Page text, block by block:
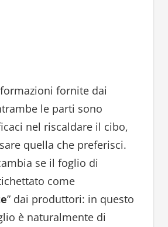
fornite dai
le parti sono
nel riscaldare il cibo,
quella che preferisci.
se il foglio di
come
” dai produttori: in questo
è naturalmente di